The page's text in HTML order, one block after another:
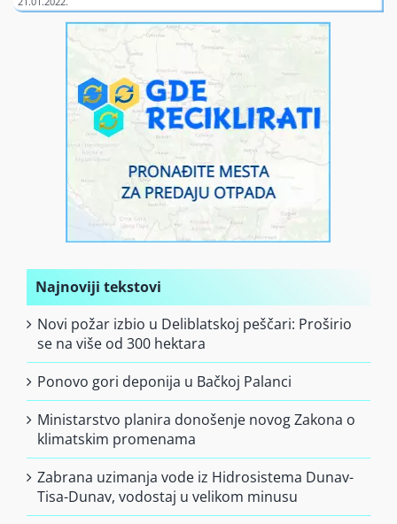
Najnoviji tekstovi
Novi požar izbio u Deliblatskoj peščari: Proširio
se na više od 300 hektara
Ponovo gori deponija u Bačkoj Palanci
Ministarstvo planira donošenje novog Zakona o
klimatskim promenama
Zabrana uzimanja vode iz Hidrosistema Dunav-
Tisa-Dunav, vodostaj u velikom minusu